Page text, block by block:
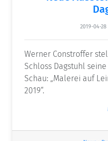
2019-04-28
Werner Constroffer
Schloss Dagstuhl
Schau: „Malerei auf
2019“.